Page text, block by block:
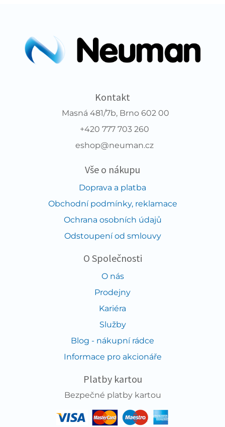
Kontakt
Masná 481/7b, Brno 602 00
+420 777 703 260
eshop@neuman.cz
Vše o nákupu
Doprava a platba
Obchodní podmínky, reklamace
Ochrana osobních údajů
Odstoupení od smlouvy
O Společnosti
O nás
Prodejny
Kariéra
Služby
Blog - nákupní rádce
Informace pro akcionáře
Platby kartou
Bezpečné platby kartou